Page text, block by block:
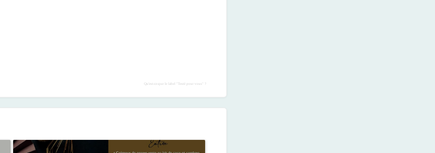
Qu'est-ce-que le label "Testé pour vous" ?